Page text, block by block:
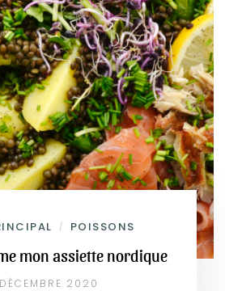
/ POISSONS
mon assiette nordique
2020